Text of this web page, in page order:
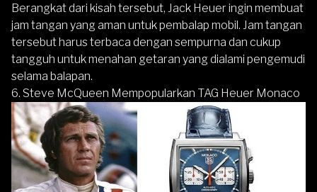
Berangkat dari kisah tersebut, Jack Heuer ingin membuat
jam tangan yang aman untuk pembalap mobil. Jam tangan
tersebut harus terbaca dengan sempurna dan cukup
tangguh untuk menahan getaran yang dialami pengemudi
selama balapan.
6. Steve McQueen Mempopularkan TAG Heuer Monaco